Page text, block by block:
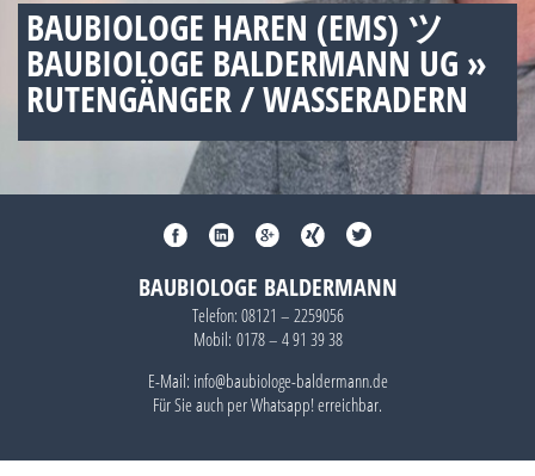
BAUBIOLOGE HAREN (EMS) ツ
BAUBIOLOGE BALDERMANN UG »
RUTENGÄNGER / WASSERADERN
BAUBIOLOGE BALDERMANN
Telefon: 08121 – 2259056
Mobil: 0178 – 4 91 39 38
E-Mail: info@baubiologe-baldermann.de
Für Sie auch perWhatsapp!erreichbar.